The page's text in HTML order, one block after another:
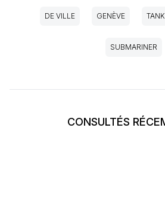
DE VILLE GENÈVE TANK
SUBMARINER
CONSULTÉS